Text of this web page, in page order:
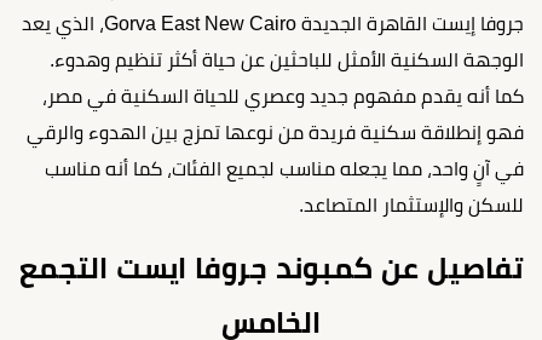
جروفا إيست القاهرة الجديدة Gorva East New Cairo، الذي يعد
الوجهة السكنية الأمثل للباحثين عن حياة أكثر تنظيم وهدوء.
كما أنه يقدم مفهوم جديد وعصري للحياة السكنية في مصر،
فهو إنطلاقة سكنية فريدة من نوعها تمزج بين الهدوء والرقي
في آنٍ واحد، مما يجعله مناسب لجميع الفئات، كما أنه مناسب
للسكن والإستثمار المتصاعد.
تفاصيل عن كمبوند جروفا ايست التجمع
الخامس